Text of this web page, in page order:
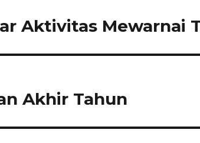
Aktivitas Mewarnai
Akhir Tahun